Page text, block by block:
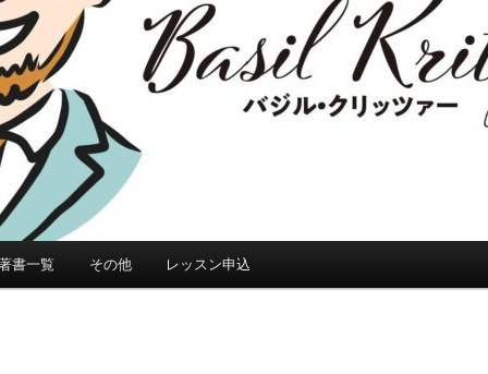
書一覧 その他 レッスン申込